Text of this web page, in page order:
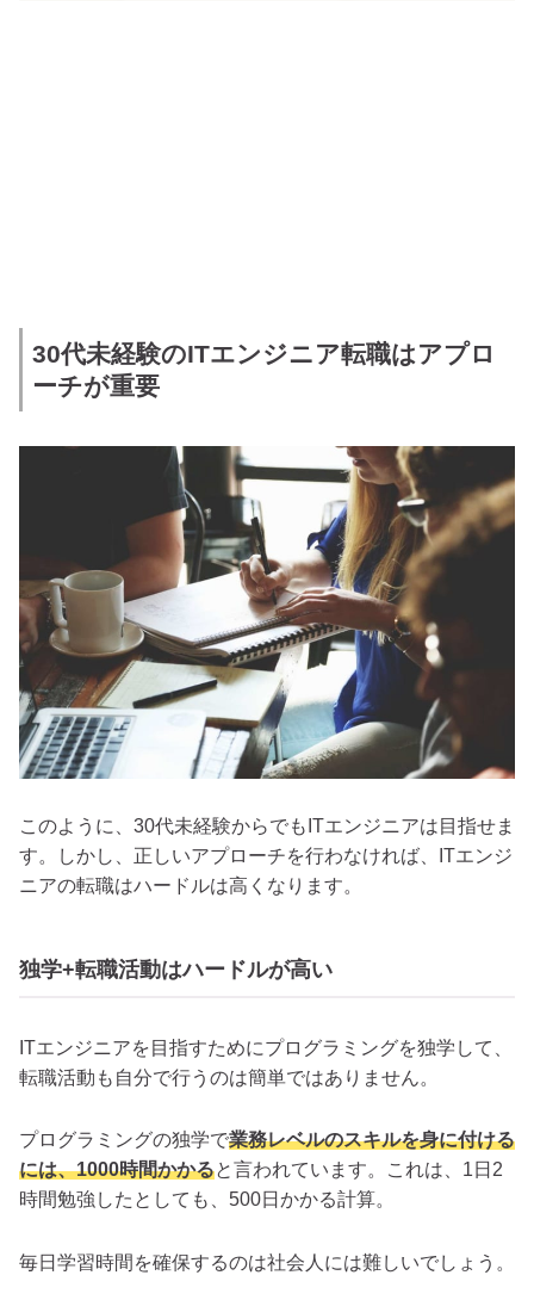
30代未経験のITエンジニア転職はアプロ
ーチが重要
このように、30代未経験からでもITエンジニアは目指せま
す。しかし、正しいアプローチを行わなければ、ITエンジ
ニアの転職はハードルは高くなります。
独学+転職活動はハードルが高い
ITエンジニアを目指すためにプログラミングを独学して、
転職活動も自分で行うのは簡単ではありません。
プログラミングの独学で業務レベルのスキルを身に付ける
には、1000時間かかると言われています。これは、1日2
時間勉強したとしても、500日かかる計算。
毎日学習時間を確保するのは社会人には難しいでしょう。